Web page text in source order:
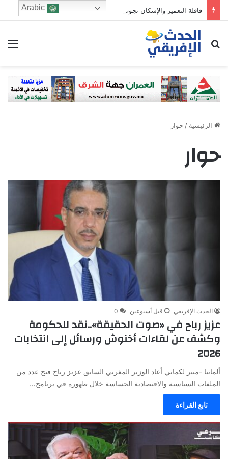
قافلة التعمير والإسكان تجوب مدن المملكة لخدمة مغاربة العالم وتقريب الإدارة من المواطنين
ابحث عن
الرئيسية / حوار
حوار
الحدث الإفريقي قبل أسبوعين 0
عزيز رباح في «صوت الحقيقة»..نقد للحكومة
وكشف عن لقاءات أخنوش ورسائل إلى انتخابات
2026
ألمانيا -منير لكماني أعاد الوزير المغربي السابق عزيز رباح فتح عدد من
الملفات السياسية والاقتصادية الحساسة خلال ظهوره في برنامج…
تابع القراءة
Arabic